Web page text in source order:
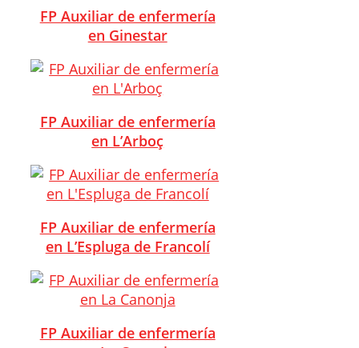
FP Auxiliar de enfermería
en Ginestar
FP Auxiliar de enfermería
en L’Arboç
FP Auxiliar de enfermería
en L’Espluga de Francolí
FP Auxiliar de enfermería